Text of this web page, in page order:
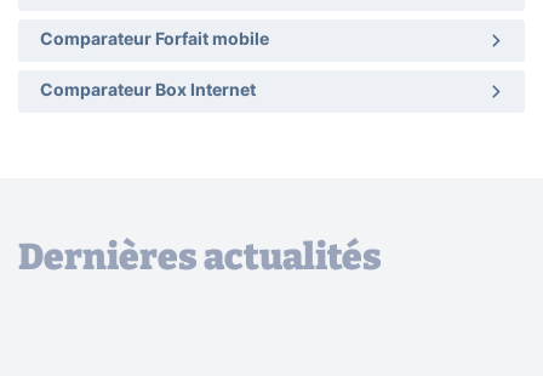
Comparateur Forfait mobile
Comparateur Box Internet
Dernières actualités